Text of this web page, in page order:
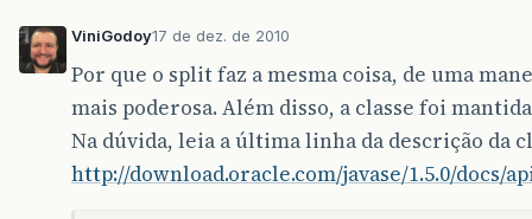
ViniGodoy17 de dez. de 2010
Por que o split faz a mesma coisa, de uma
mais poderosa. Além disso, a classe foi
Na dúvida, leia a última linha da descrição da
http://download.oracle.com/javase/1.5.0/